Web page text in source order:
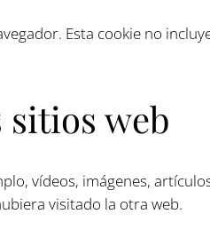
Esta cookie no
web
vídeos, imágenes,
visitado la otra web.